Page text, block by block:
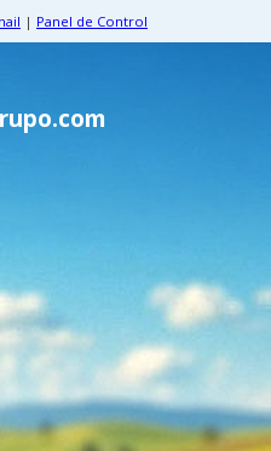
| Panel de Control